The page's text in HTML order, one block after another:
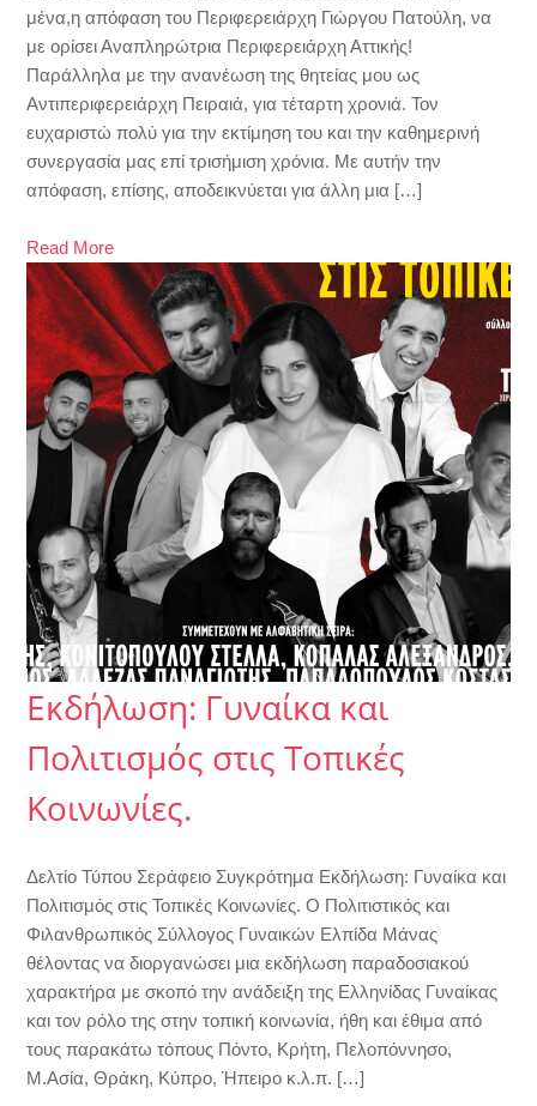
μένα,η απόφαση του Περιφερειάρχη Γιώργου Πατούλη, να
με ορίσει Αναπληρώτρια Περιφερειάρχη Αττικής!
Παράλληλα με την ανανέωση της θητείας μου ως
Αντιπεριφερειάρχη Πειραιά, για τέταρτη χρονιά. Τον
ευχαριστώ πολύ για την εκτίμηση του και την καθημερινή
συνεργασία μας επί τρισήμιση χρόνια. Με αυτήν την
απόφαση, επίσης, αποδεικνύεται για άλλη μια […]
Read More
Εκδήλωση: Γυναίκα και
Πολιτισμός στις Τοπικές
Κοινωνίες.
Δελτίο Τύπου Σεράφειο Συγκρότημα Εκδήλωση: Γυναίκα και
Πολιτισμός στις Τοπικές Κοινωνίες. Ο Πολιτιστικός και
Φιλανθρωπικός Σύλλογος Γυναικών Ελπίδα Μάνας
θέλοντας να διοργανώσει μια εκδήλωση παραδοσιακού
χαρακτήρα με σκοπό την ανάδειξη της Ελληνίδας Γυναίκας
και τον ρόλο της στην τοπική κοινωνία, ήθη και έθιμα από
τους παρακάτω τόπους Πόντο, Κρήτη, Πελοπόννησο,
Μ.Ασία, Θράκη, Κύπρο, Ήπειρο κ.λ.π. […]